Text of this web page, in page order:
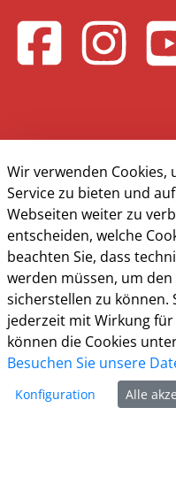
Kontakt &
Presse
Impressum
Datenschutz
Barrierefreiheit
Cookie-Richtlinie
Wir verwenden
Service zu bieten und
Webseiten weiter zu
entscheiden, welche
beachten Sie, dass
werden müssen, um
sicherstellen zu können.
jederzeit mit Wirkung
können die Cookies
Besuchen Sie unsere
Konfiguration Alle